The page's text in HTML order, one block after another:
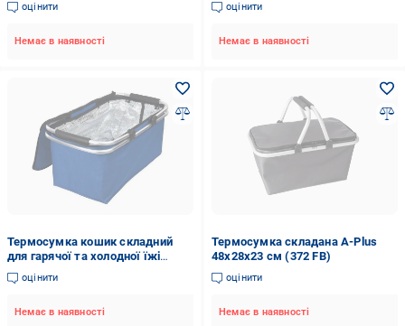
оцінити
Немає в наявності
оцінити
Немає в наявності
Термосумка кошик складний
для гарячої та холодної їжі
пікніка та поїздок
оцінити
Немає в наявності
Термосумка складана A-Plus
48х28х23 см (372 FB)
оцінити
Немає в наявності